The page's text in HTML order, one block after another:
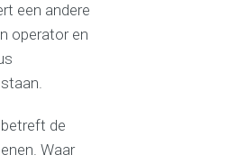
een andere
operator en
de
Waar